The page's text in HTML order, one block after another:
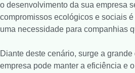
o desenvolvimento da sua empresa
compromissos ecológicos e sociais
uma necessidade para companhias
Diante deste cenário, surge a
empresa pode manter a eficiência e